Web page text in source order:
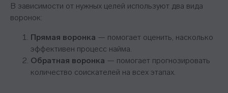
В зависимости от нужных целей используют два вида
воронок:
Прямая воронка — помогает оценить, насколько
эффективен процесс найма.
Обратная воронка — помогает прогнозировать
количество соискателей на всех этапах.
О платформе TopHunter AI